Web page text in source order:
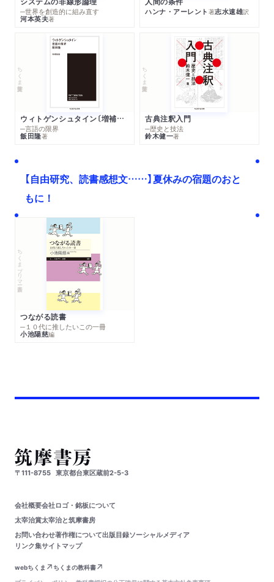
─世界を創造的に組み直す
河本英夫著
ハンナ・アーレント 著志水速雄訳
ちくま学芸文庫
ウィトゲンシュタイン〔増補新版〕
─言語の限界
飯田隆著
ちくま学芸文庫
古典注釈入門
─歴史と技法
鈴木健一著
【自由研究、読書感想文……】夏休みの宿題のおと
もに！
ちくまプリマー新書
つながる読書
─１０代に推したいこの一冊
小池陽慈編
〒111-8755 東京都台東区蔵前2-5-3
会社概要会社ロゴ・銘板について
太宰治賞太宰治と筑摩書房
お問い合わせ著作権について出版目録ソーシャルメディア
リンク集サイトマップ
webちくま
ちくまの教科書